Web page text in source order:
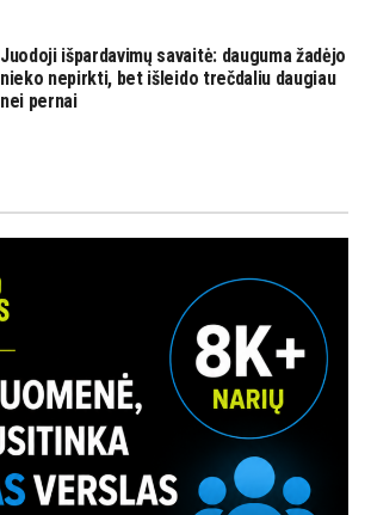
Juodoji išpardavimų savaitė: dauguma žadėjo
nieko nepirkti, bet išleido trečdaliu daugiau
nei pernai